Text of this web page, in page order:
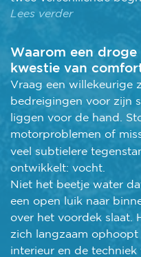
Lees verder
Waarom een
kwestie van
Vraag een willekeurige
bedreigingen voor zijn
liggen voor de hand.
motorproblemen of
veel subtielere
ontwikkelt: vocht.
Niet het beetje water
een open luik naar
over het voordek slaat.
zich langzaam
interieur en de